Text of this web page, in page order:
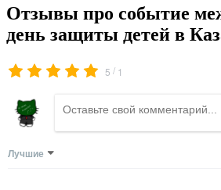
Отзывы про событие
день защиты детей в
5 / 1
Лучшие